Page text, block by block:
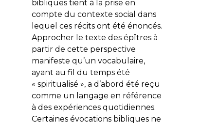
bibliques tient à la prise en
compte du contexte social dans
lequel ces récits ont été énoncés.
Approcher le texte des épîtres à
partir de cette perspective
manifeste qu’un vocabulaire,
ayant au fil du temps été
« spiritualisé », a d’abord été reçu
comme un langage en référence
à des expériences quotidiennes.
Certaines évocations bibliques ne